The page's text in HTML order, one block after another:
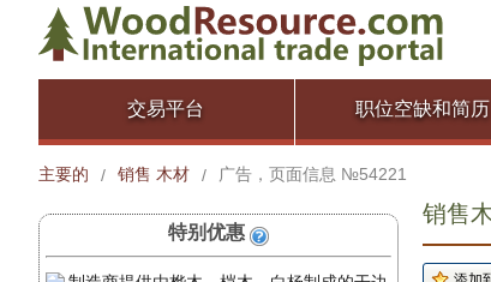
交易平台 职位空缺和简历
主要的 / 销售 木材 / 广告，页面信息 №54221
特别优惠
销售